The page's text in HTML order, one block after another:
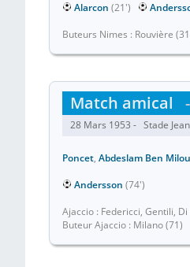
Alarcon (21')
Buteurs Nimes : Rouvière
Match amical -
28 Mars 1953 - Stade
Poncet, Abdeslam Ben
Andersson (74')
Ajaccio : Federicci, Gentili,
Buteur Ajaccio : Milano (71)